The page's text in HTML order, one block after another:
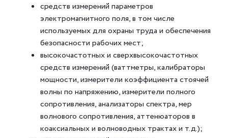
средств измерений параметров
электромагнитного поля, в том числе
используемых для охраны труда и обеспечения
безопасности рабочих мест;
высокочастотных и сверхвысокочастотных
средств измерений (ваттметры, калибраторы
мощности, измерители коэффициента стоячей
волны по напряжению, измерители полного
сопротивления, анализаторы спектра, мер
волнового сопротивления, аттенюаторов в
коаксиальных и волноводных трактах и т.д.);